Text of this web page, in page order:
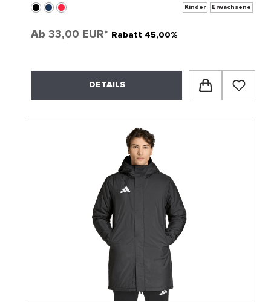
Kinder Erwachsene
Ab 33,00 EUR* Rabatt 45,00%
DETAILS